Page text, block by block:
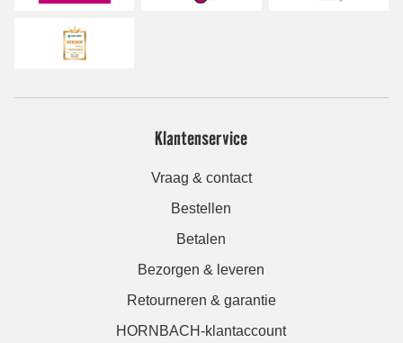
Klantenservice
Vraag & contact
Bestellen
Betalen
Bezorgen & leveren
Retourneren & garantie
HORNBACH-klantaccount